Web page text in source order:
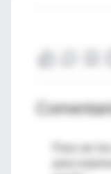
Para ver